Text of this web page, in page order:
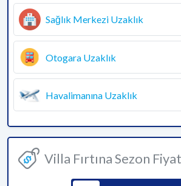
Sağlık Merkezi Uzaklık
Otogara Uzaklık
Havalimanına Uzaklık
Villa Fırtına Sezon